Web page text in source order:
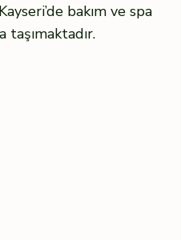
bakım ve spa